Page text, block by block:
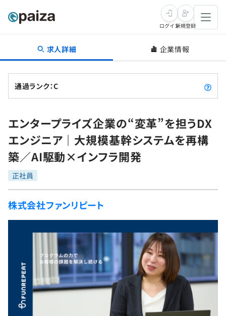
転職・キャリア
転職成功ガイド
転職エージェント
インタビュー
転職成功ガイド
新卒就活
求人検索
本選考
インターン
新卒エージェント
イベント・セミナー
インタビュー
就活成功ガイド
学習
問題集
4択課題
プラン
個人向けプラン
プログラミング言語
ゲーム・マンガ
Tech Team Journal
note
paizaとは？
ログイン新規登録
求人詳細 企業情報
通過ランク：C
エンタープライズ企業の“変革”を担うDX
エンジニア｜大規模基幹システムを再構
築／AI駆動×インフラ開発
正社員
株式会社ファンリピート